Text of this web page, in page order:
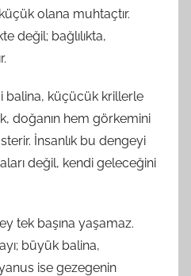
olana muhtaçtır.
değil; bağlılıkta,
balina, küçücük krillerle
doğanın hem görkemini
İnsanlık bu dengeyi
değil, kendi geleceğini
tek başına yaşamaz.
büyük balina,
ise gezegenin